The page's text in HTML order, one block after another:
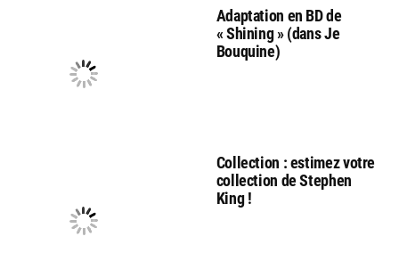
Adaptation en BD de
« Shining » (dans Je
Bouquine)
Collection : estimez votre
collection de Stephen
King !